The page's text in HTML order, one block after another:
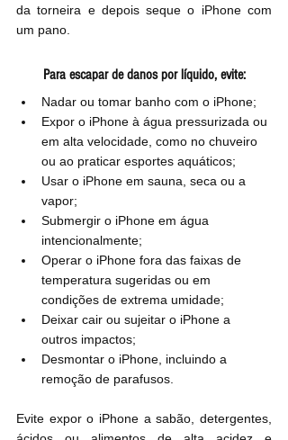
da torneira e depois seque o iPhone com
um pano.
Para escapar de danos por líquido, evite:
Nadar ou tomar banho com o iPhone;
Expor o iPhone à água pressurizada ou
em alta velocidade, como no chuveiro
ou ao praticar esportes aquáticos;
Usar o iPhone em sauna, seca ou a
vapor;
Submergir o iPhone em água
intencionalmente;
Operar o iPhone fora das faixas de
temperatura sugeridas ou em
condições de extrema umidade;
Deixar cair ou sujeitar o iPhone a
outros impactos;
Desmontar o iPhone, incluindo a
remoção de parafusos.
Evite expor o iPhone a sabão, detergentes,